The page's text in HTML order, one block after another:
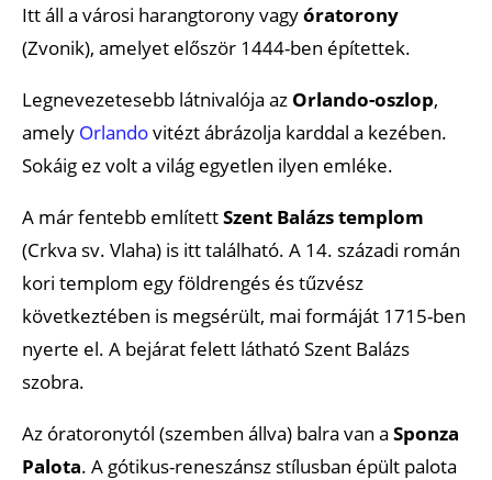
Itt áll a városi harangtorony vagyóratorony
(Zvonik), amelyet először 1444-ben építettek.
Legnevezetesebb látnivalója az Orlando-oszlop,
amely Orlandovitézt ábrázolja karddal a kezében.
Sokáig ez volt a világ egyetlen ilyen emléke.
A már fentebb említettSzent Balázs templom
(Crkva sv. Vlaha) is itt található. A 14. századi román
kori templom egy földrengés és tűzvész
következtében is megsérült, mai formáját 1715-ben
nyerte el. A bejárat felett látható Szent Balázs
szobra.
Az óratoronytól (szemben állva) balra van a Sponza
Palota. A gótikus-reneszánsz stílusban épült palota